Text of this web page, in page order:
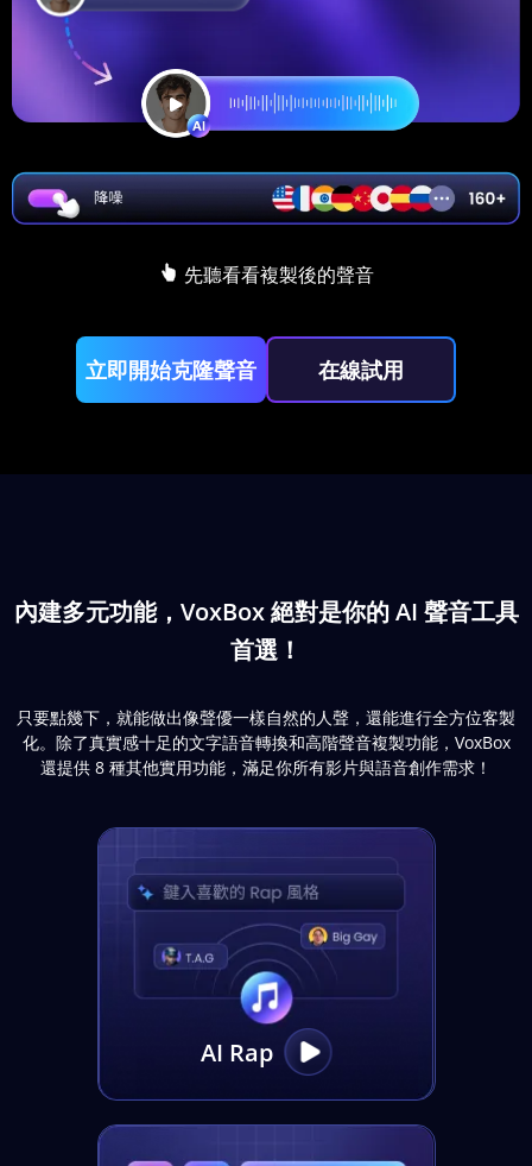
先聽看看複製後的聲音
立即開始克隆聲音 在線試用
內建多元功能，VoxBox 絕對是你的 AI 聲音工具
首選！
只要點幾下，就能做出像聲優一樣自然的人聲，還能進行全方位客製
化。除了真實感十足的文字語音轉換和高階聲音複製功能，VoxBox
還提供 8 種其他實用功能，滿足你所有影片與語音創作需求！
AI Rap